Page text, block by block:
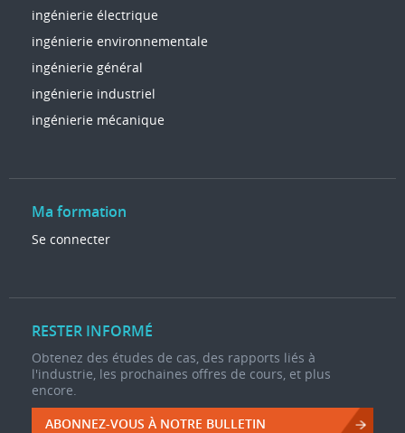
ingénierie électrique
ingénierie environnementale
ingénierie général
ingénierie industriel
ingénierie mécanique
Ma formation
Se connecter
RESTER INFORMÉ
Obtenez des études de cas, des rapports liés à
l'industrie, les prochaines offres de cours, et plus
encore.
ABONNEZ-VOUS À NOTRE BULLETIN